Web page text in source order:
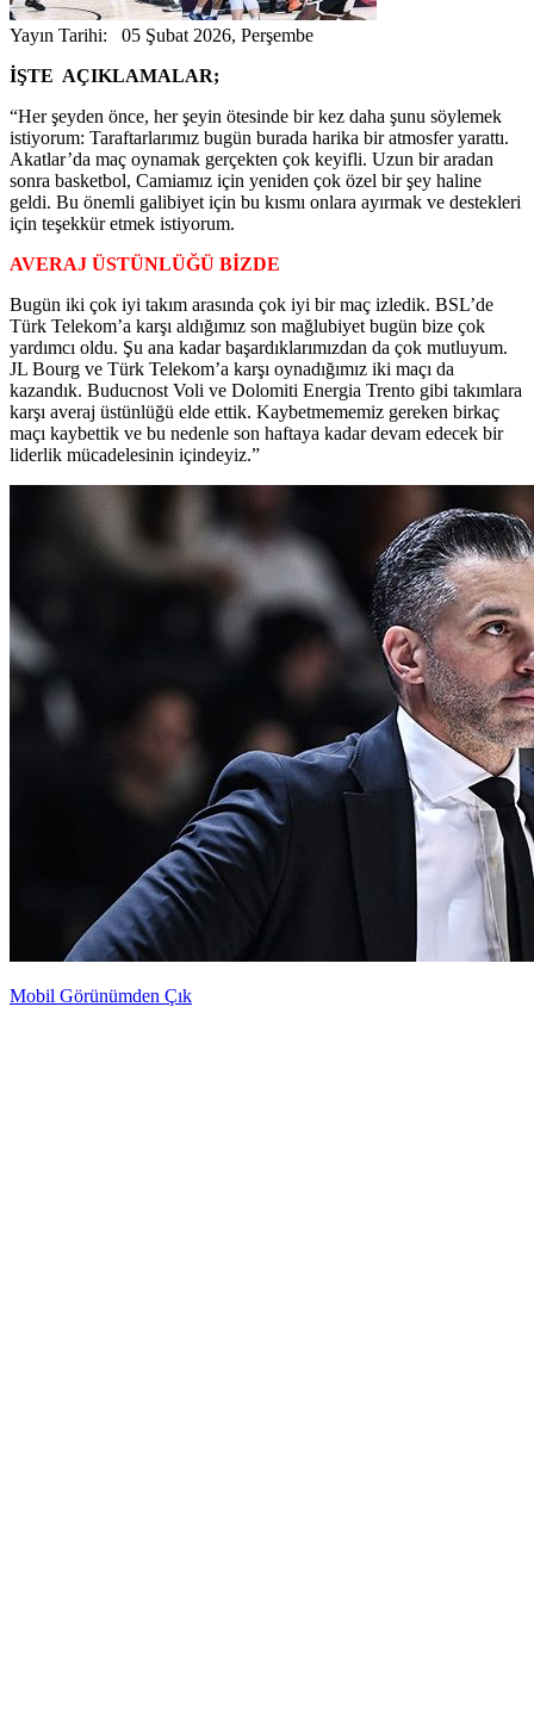
Yayın Tarihi: 05 Şubat 2026, Perşembe
İŞTE AÇIKLAMALAR;
“Her şeyden önce, her şeyin ötesinde bir kez daha şunu söylemek
istiyorum: Taraftarlarımız bugün burada harika bir atmosfer yarattı.
Akatlar’da maç oynamak gerçekten çok keyifli. Uzun bir aradan
sonra basketbol, Camiamız için yeniden çok özel bir şey haline
geldi. Bu önemli galibiyet için bu kısmı onlara ayırmak ve destekleri
için teşekkür etmek istiyorum.
AVERAJ ÜSTÜNLÜĞÜ BİZDE
Bugün iki çok iyi takım arasında çok iyi bir maç izledik. BSL’de
Türk Telekom’a karşı aldığımız son mağlubiyet bugün bize çok
yardımcı oldu. Şu ana kadar başardıklarımızdan da çok mutluyum.
JL Bourg ve Türk Telekom’a karşı oynadığımız iki maçı da
kazandık. Buducnost Voli ve Dolomiti Energia Trento gibi takımlara
karşı averaj üstünlüğü elde ettik. Kaybetmememiz gereken birkaç
maçı kaybettik ve bu nedenle son haftaya kadar devam edecek bir
liderlik mücadelesinin içindeyiz.”
Mobil Görünümden Çık